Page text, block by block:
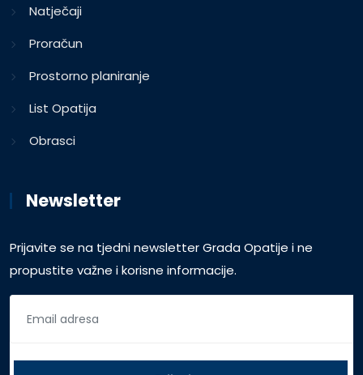
Natječaji
Proračun
Prostorno planiranje
List Opatija
Obrasci
Newsletter
Prijavite se na tjedni newsletter Grada Opatije i ne
propustite važne i korisne informacije.